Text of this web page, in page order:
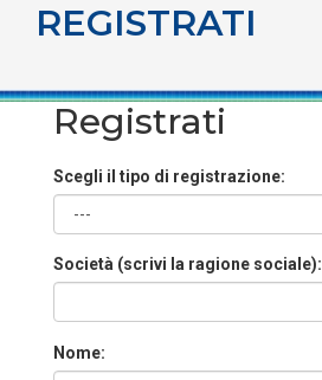
REGISTRATI
Registrati
Scegli il tipo di registrazione:
Società (scrivi la ragione sociale):
Nome: